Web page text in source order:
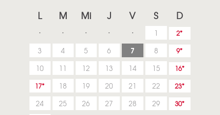
L M Mi J V S D
1 2
3 4 5 6 7 8 9
10 11 12 13 14 15
16
17
18 19 20 21 22 23
24 25 26 27 28 29 30